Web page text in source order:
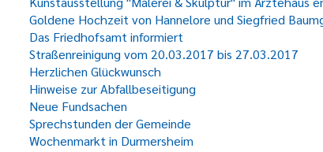
Goldene Hochzeit von Hannelore und Siegfried
Das Friedhofsamt informiert
Straßenreinigung vom 20.03.2017 bis 27.03.2017
Herzlichen Glückwunsch
Hinweise zur Abfallbeseitigung
Neue Fundsachen
Sprechstunden der Gemeinde
Wochenmarkt in Durmersheim